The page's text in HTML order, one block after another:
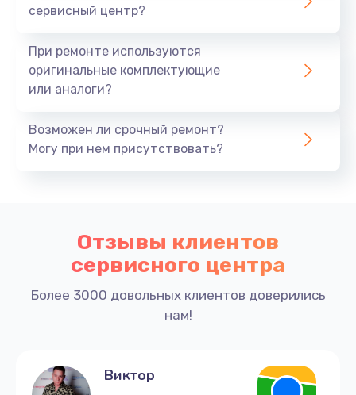
сервисный центр?
При ремонте используются
оригинальные комплектующие
или аналоги?
Возможен ли срочный ремонт?
Могу при нем присутствовать?
Отзывы клиентов
сервисного центра
Более 3000 довольных клиентов доверились
нам!
Виктор